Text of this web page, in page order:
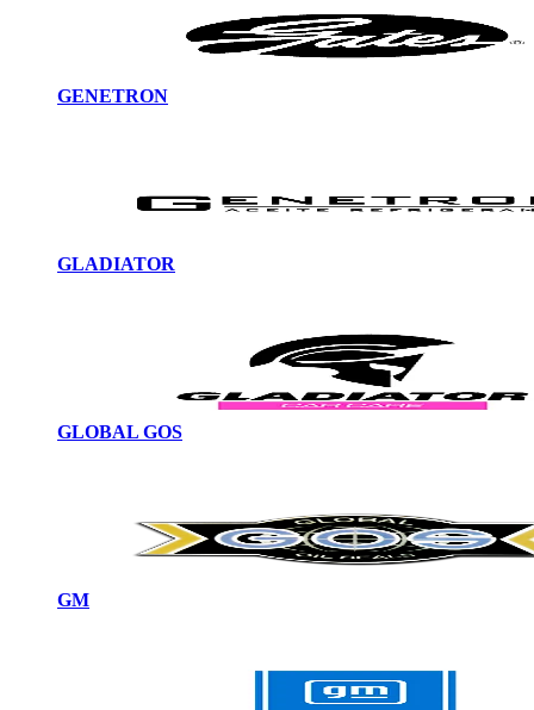
GENETRON
GLADIATOR
GLOBAL GOS
GM